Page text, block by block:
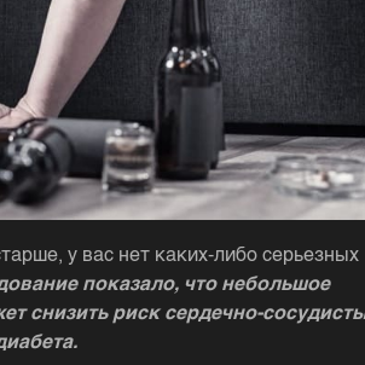
у вас нет каких-либо серьезных
показало, что небольшое
снизить риск сердечно-